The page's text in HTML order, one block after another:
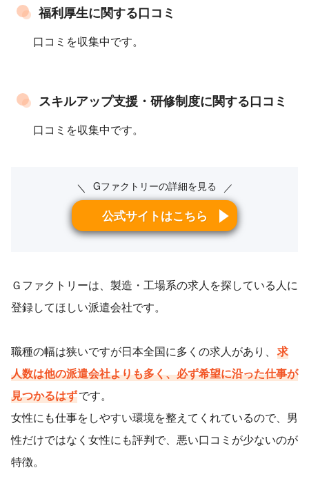
福利厚生に関する口コミ
口コミを収集中です。
スキルアップ支援・研修制度に関する口コミ
口コミを収集中です。
＼ Gファクトリーの詳細を見る ／
公式サイトはこちら
Ｇファクトリーは、製造・工場系の求人を探している人に
登録してほしい派遣会社です。
職種の幅は狭いですが日本全国に多くの求人があり、 求
人数は他の派遣会社よりも多く、必ず希望に沿った仕事が
見つかるはずです。
女性にも仕事をしやすい環境を整えてくれているので、男
性だけではなく女性にも評判で、悪い口コミが少ないのが
特徴。